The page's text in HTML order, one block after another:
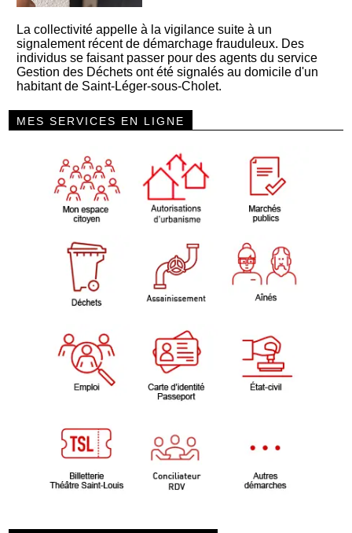
La collectivité appelle à la vigilance suite à un
signalement récent de démarchage frauduleux. Des
individus se faisant passer pour des agents du service
Gestion des Déchets ont été signalés au domicile d'un
habitant de Saint-Léger-sous-Cholet.
MES SERVICES EN LIGNE